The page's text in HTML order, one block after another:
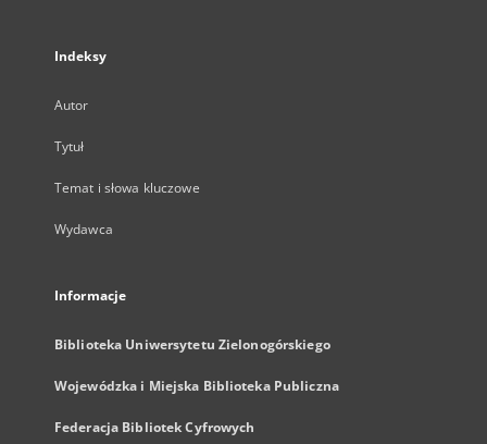
Indeksy
Autor
Tytuł
Temat i słowa kluczowe
Wydawca
Informacje
Biblioteka Uniwersytetu Zielonogórskiego
Wojewódzka i Miejska Biblioteka Publiczna
Federacja Bibliotek Cyfrowych